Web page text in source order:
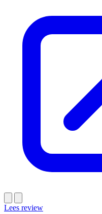
Lees review